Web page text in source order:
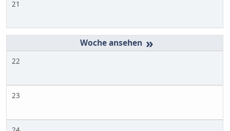
21
»
22
23